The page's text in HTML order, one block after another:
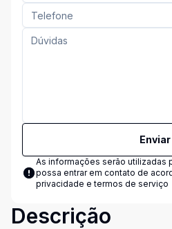
Enviar
As informações serão utilizadas
possa entrar em contato de
privacidade e termos de serviço
Descrição